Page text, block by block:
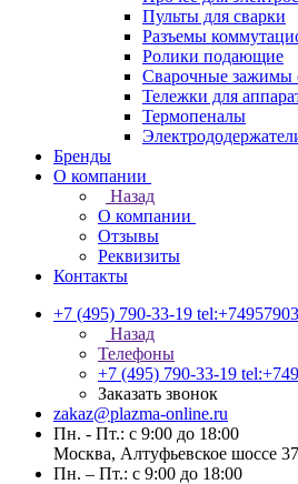
Пульты для сварки
Разъемы
Ролики подающие
Сварочные зажимы
Тележки для
Термопеналы
Бренды
О компании
Назад
О компании
Отзывы
Реквизиты
Контакты
+7 (495) 790-33-19
Назад
Телефоны
+7 (495) 790-33-19
Заказать звонок
zakaz@plazma-online.ru
Пн. - Пт.: с 9:00 до 18:00
Москва, Алтуфьевское шоссе
Пн. – Пт.: с 9:00 до 18:00